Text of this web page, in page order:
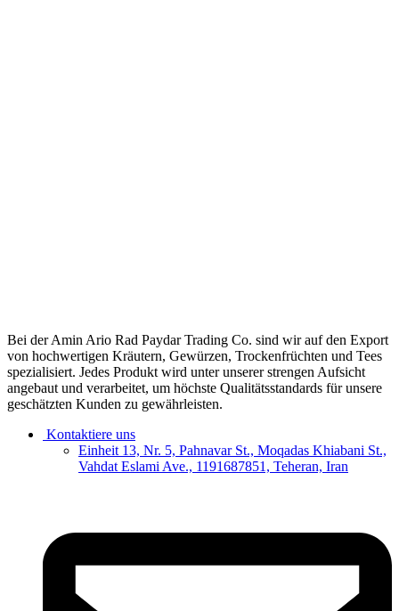
Bei der Amin Ario Rad Paydar Trading Co. sind wir auf den Export
von hochwertigen Kräutern, Gewürzen, Trockenfrüchten und Tees
spezialisiert. Jedes Produkt wird unter unserer strengen Aufsicht
angebaut und verarbeitet, um höchste Qualitätsstandards für unsere
geschätzten Kunden zu gewährleisten.
Kontaktiere uns
Einheit 13, Nr. 5, Pahnavar St., Moqadas Khiabani St.,
Vahdat Eslami Ave., 1191687851, Teheran, Iran